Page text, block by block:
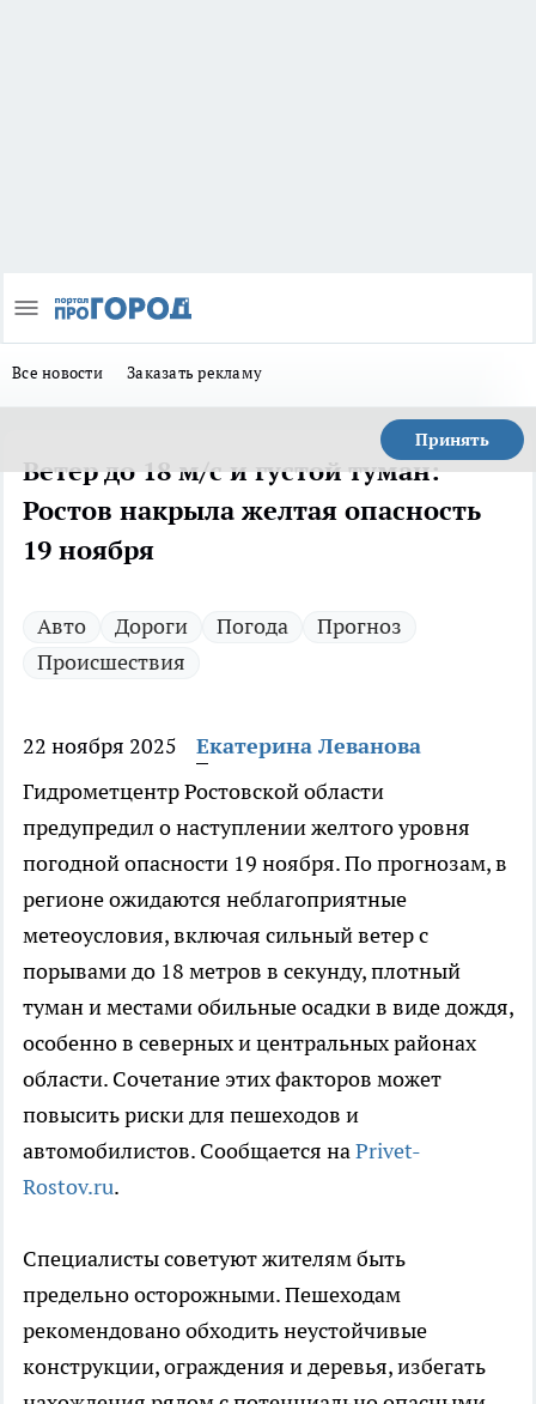
Все новости Заказать рекламу
Принять
Ветер до 18 м/с и густой туман:
Ростов накрыла желтая опасность
19 ноября
Авто Дороги Погода
Прогноз
Происшествия
22 ноября 2025
Екатерина Леванова
Гидрометцентр Ростовской области
предупредил о наступлении желтого уровня
погодной опасности 19 ноября. По прогнозам, в
регионе ожидаются неблагоприятные
метеоусловия, включая сильный ветер с
порывами до 18 метров в секунду, плотный
туман и местами обильные осадки в виде дождя,
особенно в северных и центральных районах
области. Сочетание этих факторов может
повысить риски для пешеходов и
автомобилистов. Сообщается наPrivet-
Rostov.ru.
Специалисты советуют жителям быть
предельно осторожными. Пешеходам
рекомендовано обходить неустойчивые
конструкции, ограждения и деревья, избегать